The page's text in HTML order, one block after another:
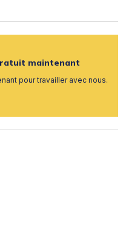
maintenant
pour travailler avec nous.